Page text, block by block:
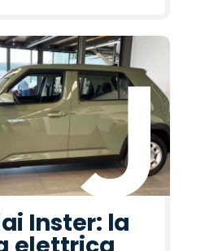
Inster: la